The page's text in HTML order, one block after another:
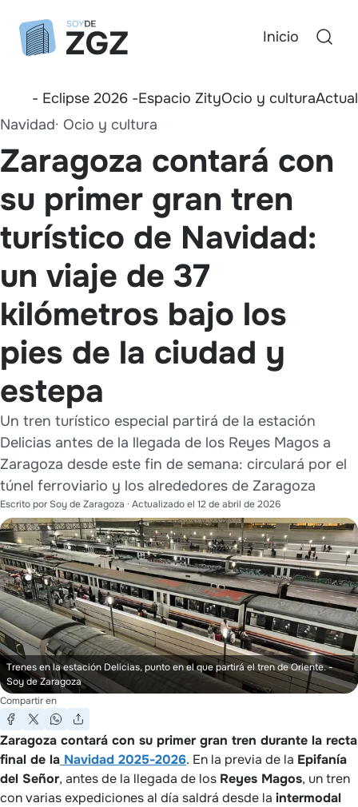
Inicio
- Eclipse 2026 -Espacio ZityOcio y cultura
Navidad Ocio y cultura
Zaragoza contará con
su primer gran tren
turístico de Navidad:
un viaje de 37
kilómetros bajo los
pies de la ciudad y
estepa
Un tren turístico especial partirá de la estación
Delicias antes de la llegada de los Reyes Magos a
Zaragoza desde este fin de semana: circulará por el
túnel ferroviario y los alrededores de Zaragoza
Escrito porSoy de Zaragoza · Actualizado el 12 de abril de 2026
Trenes en la estación Delicias, punto en el que partirá el tren de Oriente.-
Soy de Zaragoza
Compartir en
Zaragoza contará con su primer gran tren durante la recta
final de la Navidad 2025-2026. En la previa de la Epifanía
del Señor, antes de la llegada de los Reyes Magos, un tren
con varias expediciones al día saldrá desde la intermodal